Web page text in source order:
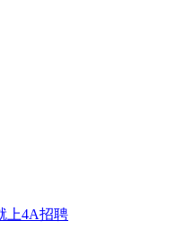
上4A招聘